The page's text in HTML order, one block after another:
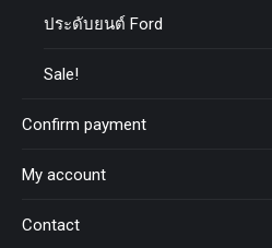
ประดับยนต์ Ford
Sale!
Confirm payment
My account
Contact